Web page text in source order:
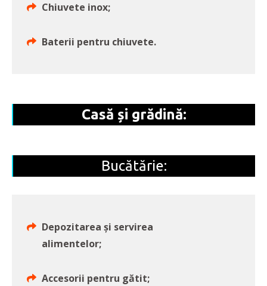
Chiuvete inox;
Baterii pentru chiuvete.
Casă și grădină:
Bucătărie:
Depozitarea și servirea
alimentelor;
Accesorii pentru gătit;